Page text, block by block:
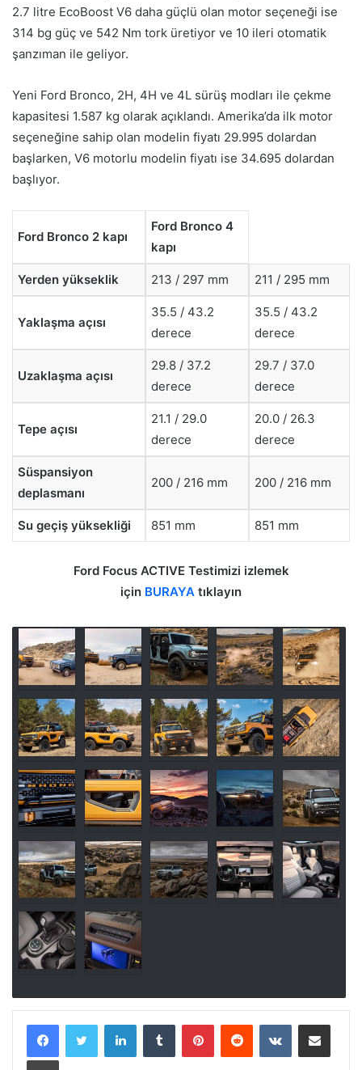
2.7 litre EcoBoost V6 daha güçlü olan motor seçeneği ise
314 bg güç ve 542 Nm tork üretiyor ve 10 ileri otomatik
şanzıman ile geliyor.
Yeni Ford Bronco, 2H, 4H ve 4L sürüş modları ile çekme
kapasitesi 1.587 kg olarak açıklandı. Amerika’da ilk motor
seçeneğine sahip olan modelin fiyatı 29.995 dolardan
başlarken, V6 motorlu modelin fiyatı ise 34.695 dolardan
başlıyor.
Ford Bronco 2 kapı
Ford Bronco 4
kapı
Yerden yükseklik 213 / 297 mm 211 / 295 mm
Yaklaşma açısı
35.5 / 43.2
derece
35.5 / 43.2
derece
Uzaklaşma açısı
29.8 / 37.2
derece
29.7 / 37.0
derece
Tepe açısı
21.1 / 29.0
derece
20.0 / 26.3
derece
Süspansiyon
deplasmanı
200 / 216 mm 200 / 216 mm
Su geçiş yüksekliği 851 mm 851 mm
Ford Focus ACTIVE Testimizi izlemek
için BURAYA tıklayın